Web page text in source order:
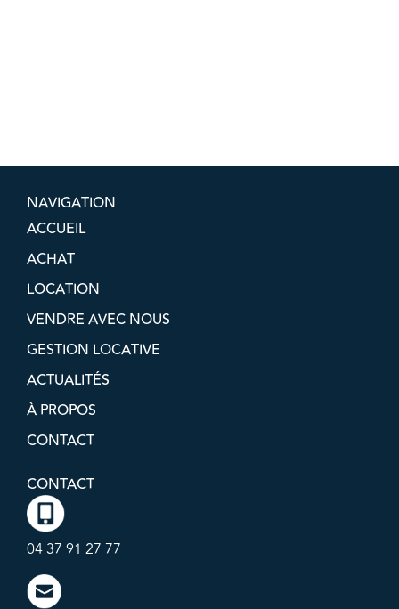
NAVIGATION
ACCUEIL
ACHAT
LOCATION
VENDRE AVEC NOUS
GESTION LOCATIVE
ACTUALITÉS
À PROPOS
CONTACT
CONTACT
04 37 91 27 77